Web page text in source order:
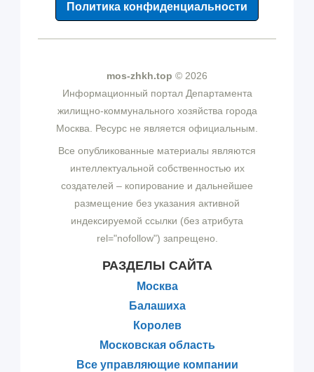
Политика конфиденциальности
mos-zhkh.top © 2026
Информационный портал Департамента
жилищно-коммунального хозяйства города
Москва. Ресурс не является официальным.
Все опубликованные материалы являются
интеллектуальной собственностью их
создателей – копирование и дальнейшее
размещение без указания активной
индексируемой ссылки (без атрибута
rel="nofollow") запрещено.
РАЗДЕЛЫ САЙТА
Москва
Балашиха
Королев
Московская область
Все управляющие компании